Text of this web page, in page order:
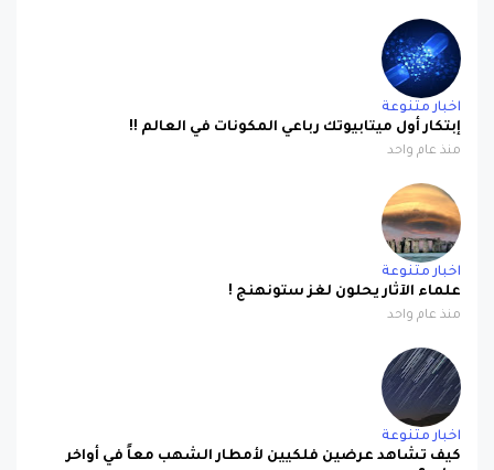
اخبار متنوعة
إبتكار أول ميتابيوتك رباعي المكونات في العالم !!
منذ عام واحد
اخبار متنوعة
علماء الآثار يحلون لغز ستونهنج !
منذ عام واحد
اخبار متنوعة
كيف تشاهد عرضين فلكيين لأمطار الشهب معاً في أواخر